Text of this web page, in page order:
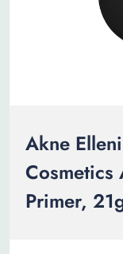
Akne
Cosmetics
Primer,